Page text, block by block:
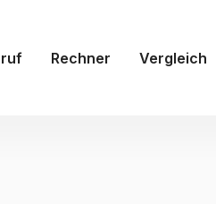
Rechner Vergleich